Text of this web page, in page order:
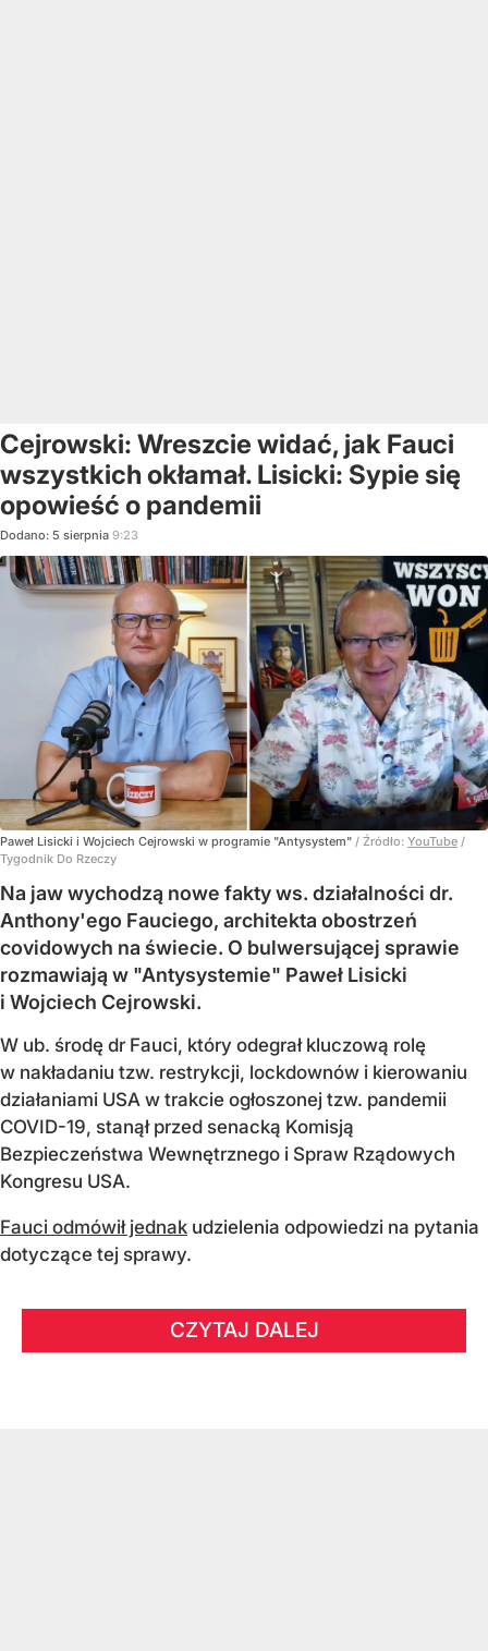
Cejrowski: Wreszcie widać, jak Fauci
wszystkich okłamał. Lisicki: Sypie się
opowieść o pandemii
Dodano: 5 sierpnia 9:23
Paweł Lisicki i Wojciech Cejrowski w programie "Antysystem" / Źródło: YouTube /
Tygodnik Do Rzeczy
Na jaw wychodzą nowe fakty ws. działalności dr.
Anthony'ego Fauciego, architekta obostrzeń
covidowych na świecie. O bulwersującej sprawie
rozmawiają w "Antysystemie" Paweł Lisicki
i Wojciech Cejrowski.
W ub. środę dr Fauci, który odegrał kluczową rolę
w nakładaniu tzw. restrykcji, lockdownów i kierowaniu
działaniami USA w trakcie ogłoszonej tzw. pandemii
COVID-19, stanął przed senacką Komisją
Bezpieczeństwa Wewnętrznego i Spraw Rządowych
Kongresu USA.
Fauci odmówił jednak udzielenia odpowiedzi na pytania
dotyczące tej sprawy.
CZYTAJ DALEJ